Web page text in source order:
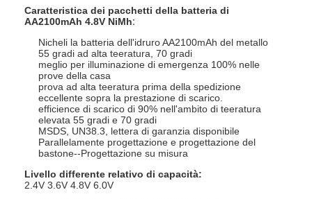
Caratteristica dei pacchetti della batteria di
AA2100mAh 4.8V NiMh:
Nicheli la batteria dell'idruro AA2100mAh del metallo
55 gradi ad alta teeratura, 70 gradi
meglio per illuminazione di emergenza 100% nelle
prove della casa
prova ad alta teeratura prima della spedizione
eccellente sopra la prestazione di scarico.
efficience di scarico di 90% nell'ambito di teeratura
elevata55 gradi e 70 gradi
MSDS, UN38.3, lettera di garanzia disponibile
Parallelamente progettazione e progettazione del
bastone--Progettazione su misura
Livello differente relativo di capacità:
2.4V 3.6V 4.8V 6.0V